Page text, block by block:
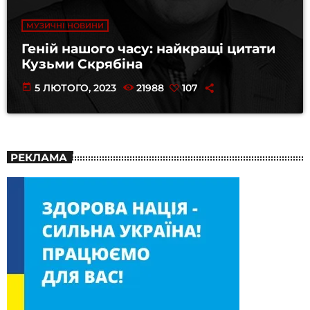
МУЗИЧНІ НОВИНИ
Геній нашого часу: найкращі цитати
Кузьми Скрябіна
today 5 ЛЮТОГО, 2023 21988 107
РЕКЛАМА